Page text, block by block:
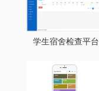
学生宿舍检查平台